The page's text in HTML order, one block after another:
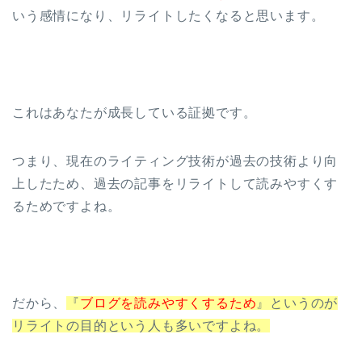
いう感情になり、リライトしたくなると思います。
これはあなたが成長している証拠です。
つまり、現在のライティング技術が過去の技術より向
上したため、過去の記事をリライトして読みやすくす
るためですよね。
だから、 『ブログを読みやすくするため 』というのが
リライトの目的という人も多いですよね。